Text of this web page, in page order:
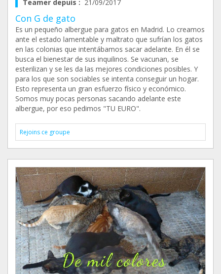
Teamer depuis : 21/09/2017
Con G de gato
Es un pequeño albergue para gatos en Madrid. Lo creamos
ante el estado lamentable y maltrato que sufrían los gatos
en las colonias que intentábamos sacar adelante. En él se
busca el bienestar de sus inquilinos. Se vacunan, se
esterilizan y se les da las mejores condiciones posibles. Y
para los que son sociables se intenta conseguir un hogar.
Esto representa un gran esfuerzo físico y económico.
Somos muy pocas personas sacando adelante este
albergue, por eso pedimos "TU EURO".
Rejoins ce groupe